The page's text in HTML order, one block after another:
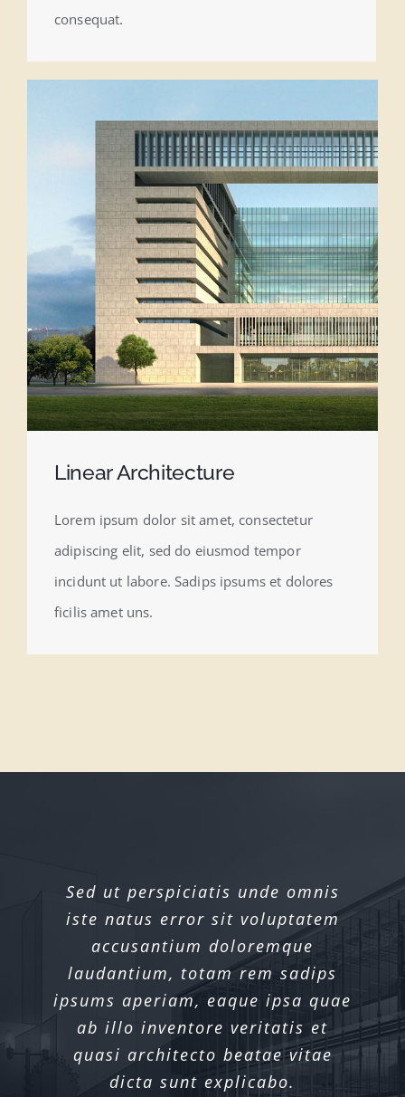
consequat.
Linear Architecture
Lorem ipsum dolor sit amet, consectetur
adipiscing elit, sed do eiusmod tempor
incidunt ut labore. Sadips ipsums et dolores
ficilis amet uns.
Sed ut perspiciatis unde omnis
iste natus error sit voluptatem
accusantium doloremque
laudantium, totam rem sadips
ipsums aperiam, eaque ipsa quae
ab illo inventore veritatis et
quasi architecto beatae vitae
dicta sunt explicabo.
Sed ut perspiciatis unde omnis
iste natus error sit voluptatem
accusantium doloremque
laudantium, totam rem sadips
ipsums aperiam, eaque ipsa quae
ab illo inventore veritatis et
quasi architecto beatae vitae
dicta sunt explicabo.